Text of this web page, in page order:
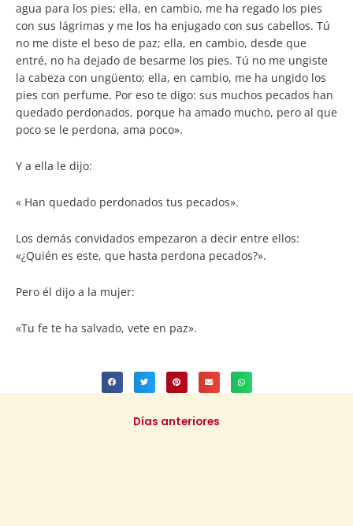
agua para los pies; ella, en cambio, me ha regado los pies
con sus lágrimas y me los ha enjugado con sus cabellos. Tú
no me diste el beso de paz; ella, en cambio, desde que
entré, no ha dejado de besarme los pies. Tú no me ungiste
la cabeza con ungüento; ella, en cambio, me ha ungido los
pies con perfume. Por eso te digo: sus muchos pecados han
quedado perdonados, porque ha amado mucho, pero al que
poco se le perdona, ama poco».
Y a ella le dijo:
« Han quedado perdonados tus pecados».
Los demás convidados empezaron a decir entre ellos:
«¿Quién es este, que hasta perdona pecados?».
Pero él dijo a la mujer:
«Tu fe te ha salvado, vete en paz».
Días anteriores